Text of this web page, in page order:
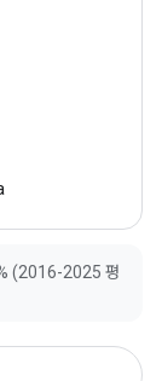
(2016-2025 평